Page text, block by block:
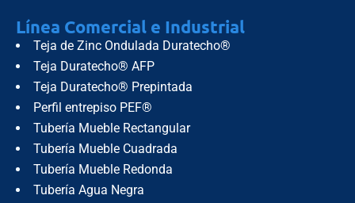
Línea Comercial e Industrial
Teja de Zinc Ondulada Duratecho®
Teja Duratecho® AFP
Teja Duratecho® Prepintada
Perfil entrepiso PEF®
Tubería Mueble Rectangular
Tubería Mueble Cuadrada
Tubería Mueble Redonda
Tubería Agua Negra